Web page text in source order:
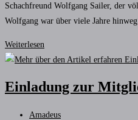
Schachfreund Wolfgang Sailer, der
Wolfgang war über viele Jahre
Weiterlesen
auf
Sailer
Einladung zur
Beitrags-
Amadeus